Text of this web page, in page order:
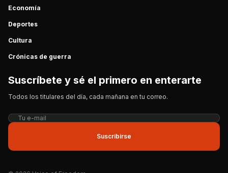
Economía
Deportes
Cultura
Crónicas de guerra
Suscríbete y sé el primero en enterarte
Todos los titulares del día, cada mañana en tu correo.
Suscribirse